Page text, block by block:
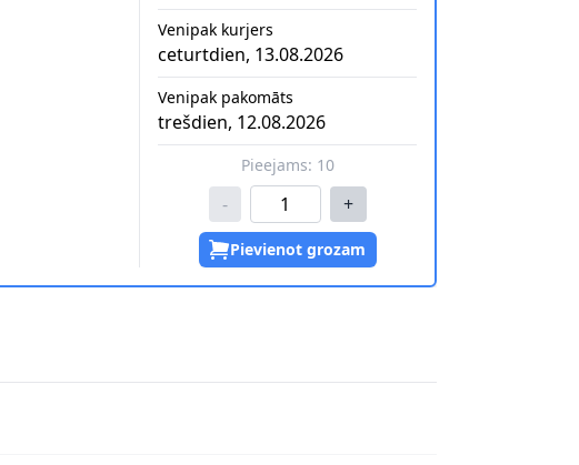
Venipak kurjers
ceturtdien, 13.08.2026
Venipak pakomāts
trešdien, 12.08.2026
Pieejams: 10
- +
Pievienot grozam